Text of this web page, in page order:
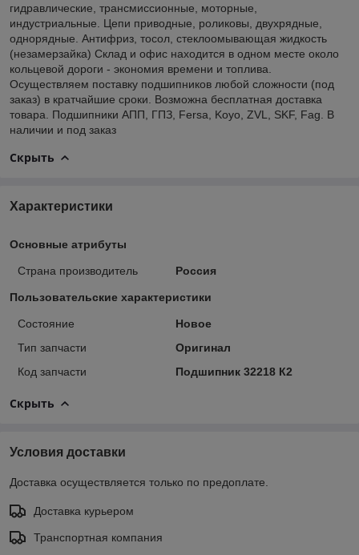
гидравлические, трансмиссионные, моторные,
индустриальные. Цепи приводные, роликовы, двухрядные,
однорядные. Антифриз, тосол, стеклоомывающая жидкость
(незамерзайка) Склад и офис находится в одном месте около
кольцевой дороги - экономия времени и топлива.
Осуществляем поставку подшипников любой сложности (под
заказ) в кратчайшие сроки. Возможна бесплатная доставка
товара. Подшипники АПП, ГПЗ, Fersa, Koyo, ZVL, SKF, Fag. В
наличии и под заказ
Скрыть
Характеристики
Основные атрибуты
Страна производитель Россия
Пользовательские характеристики
Состояние
Новое
Тип запчасти
Оригинал
Код запчасти
Подшипник 32218 К2
Скрыть
Условия доставки
Доставка осуществляется только по предоплате.
Доставка курьером
Транспортная компания